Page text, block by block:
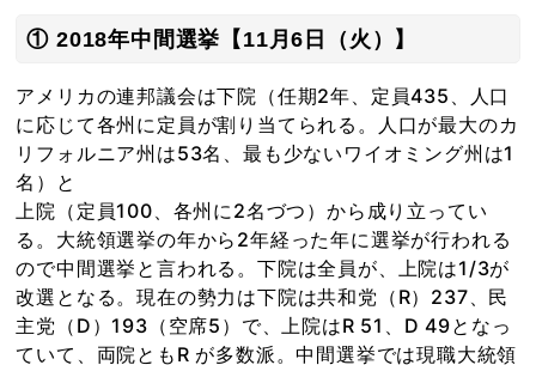
① 2018年中間選挙【11月6日（火）】
アメリカの連邦議会は下院（任期2年、定員435、人口
に応じて各州に定員が割り当てられる。人口が最大のカ
リフォルニア州は53名、最も少ないワイオミング州は1
名）と
上院（定員100、各州に2名づつ）から成り立ってい
る。大統領選挙の年から2年経った年に選挙が行われる
ので中間選挙と言われる。下院は全員が、上院は1/3が
改選となる。現在の勢力は下院は共和党（R）237、民
主党（D）193（空席5）で、上院はR 51、D 49となっ
ていて、両院ともR が多数派。中間選挙では現職大統領